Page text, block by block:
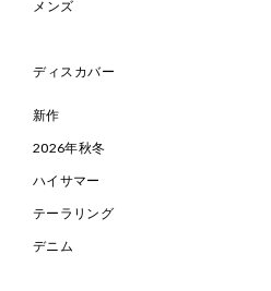
メンズ
ディスカバー
新作
2026年秋冬
ハイサマー
テーラリング
デニム